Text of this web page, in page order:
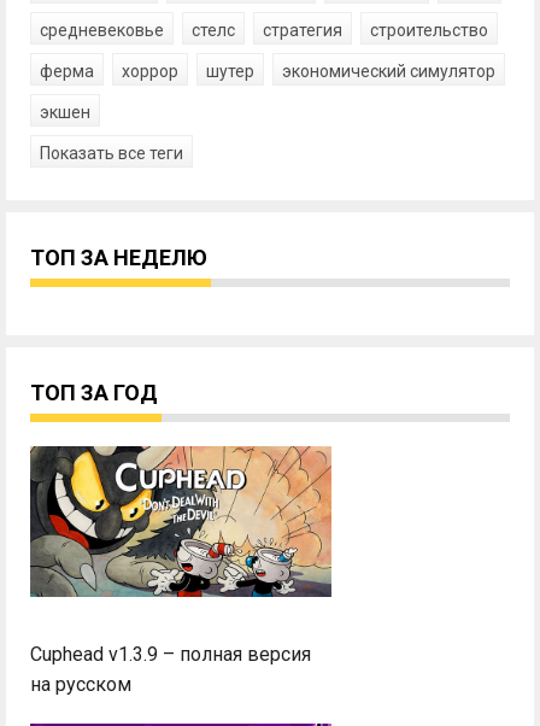
средневековье стелс стратегия строительство
ферма хоррор шутер экономический симулятор
экшен
Показать все теги
ТОП ЗА НЕДЕЛЮ
ТОП ЗА ГОД
Cuphead v1.3.9 – полная версия
на русском